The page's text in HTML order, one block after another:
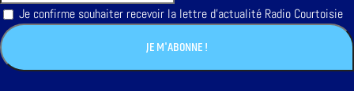
Je confirme souhaiter recevoir la lettre d'actualité Radio Courtoisie